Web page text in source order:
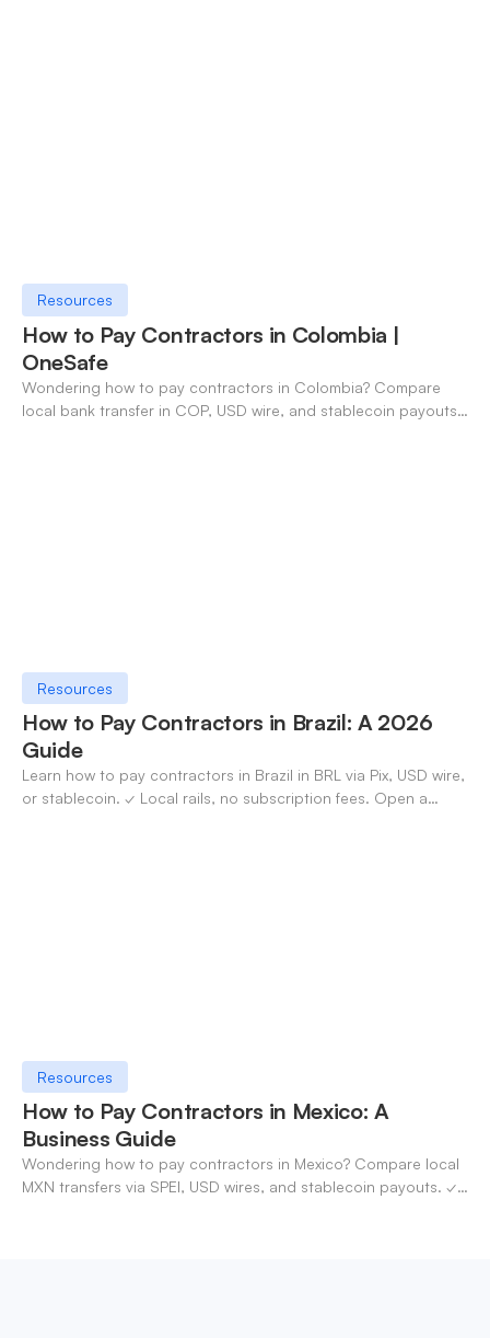
Resources
How to Pay Contractors in Colombia |
OneSafe
Wondering how to pay contractors in Colombia? Compare
local bank transfer in COP, USD wire, and stablecoin payouts.
Resources
How to Pay Contractors in Brazil: A 2026
Guide
Learn how to pay contractors in Brazil in BRL via Pix, USD wire,
or stablecoin. ✓ Local rails, no subscription fees. Open a
Resources
How to Pay Contractors in Mexico: A
Business Guide
Wondering how to pay contractors in Mexico? Compare local
MXN transfers via SPEI, USD wires, and stablecoin payouts. ✓